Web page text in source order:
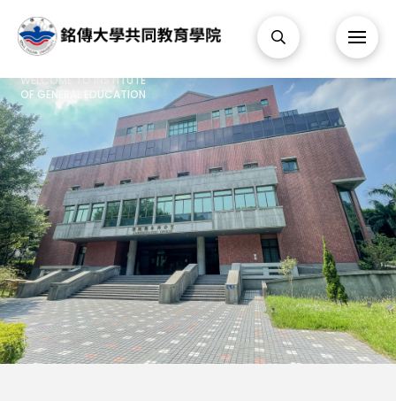
WELCOME TO INSTITUTE
OF GENERAL EDUCATION
歡迎來到共同教育學院